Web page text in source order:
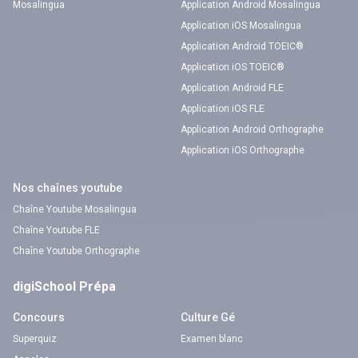
Mosalingua
Application Android Mosalingua
Application iOS Mosalingua
Application Android TOEIC®
Application iOS TOEIC®
Application Android FLE
Application iOS FLE
Application Android Orthographe
Application iOS Orthographe
Nos chaînes youtube
Chaîne Youtube Mosalingua
Chaîne Youtube FLE
Chaîne Youtube Orthographe
digiSchool Prépa
Concours
Superquiz
Culture Gé
Examen blanc